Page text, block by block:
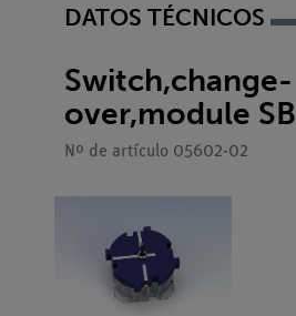
DATOS TÉCNICOS
Switch,change-
over,module SB
Nº de artículo 05602-02